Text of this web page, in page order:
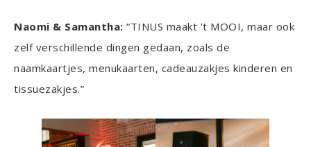
Naomi & Samantha: “TINUS maakt ’t MOOI, maar ook
zelf verschillende dingen gedaan, zoals de
naamkaartjes, menukaarten, cadeauzakjes kinderen en
tissuezakjes.”